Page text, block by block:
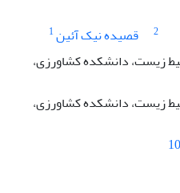
2 قصیده نیک آئین1
زیست، دانشکده کشاورزی،
زیست، دانشکده کشاورزی،